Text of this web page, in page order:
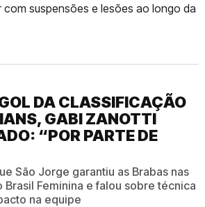
com suspensões e lesões ao longo da
DA CLASSIFICAÇÃO
GABI ZANOTTI
“POR PARTE DE
São Jorge garantiu as Brabas nas
Brasil Feminina e falou sobre técnica
na equipe